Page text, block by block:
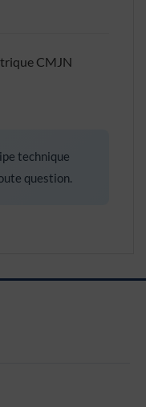
CMJN
technique
question.